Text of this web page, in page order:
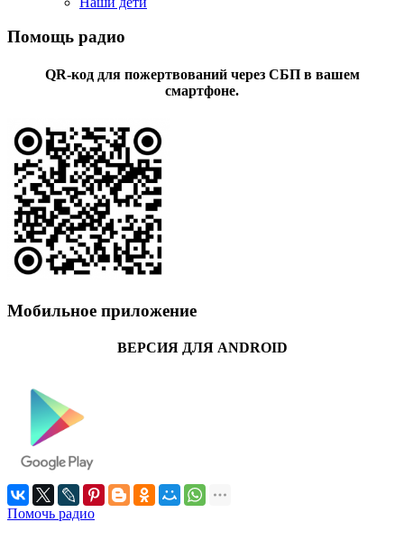
Помощь радио
QR-код для пожертвований через СБП в вашем
смартфоне.
Мобильное приложение
ВЕРСИЯ ДЛЯ ANDROID
Помочь радио